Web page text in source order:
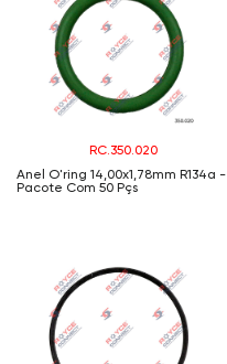
RC.350.020
Anel O'ring 14,00x1,78mm R134a -
Pacote Com 50 Pçs